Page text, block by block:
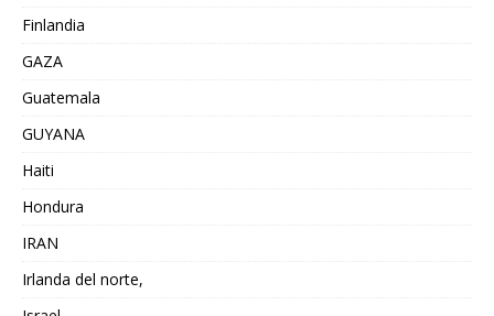
Finlandia
GAZA
Guatemala
GUYANA
Haiti
Hondura
IRAN
Irlanda del norte,